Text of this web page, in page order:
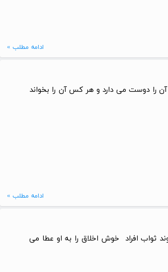
ادامه مطلب »
آن را دوست می دارد و هر کس آن را بخواند
ادامه مطلب »
ثواب افراد خوش اخلاق را به او عطا می